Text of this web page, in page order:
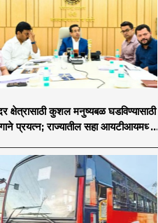
क्षेत्रासाठी कुशल मनुष्यबळ घडविण्यासाठी
प्रयत्न; राज्यातील सहा आयटीआयमध्ये